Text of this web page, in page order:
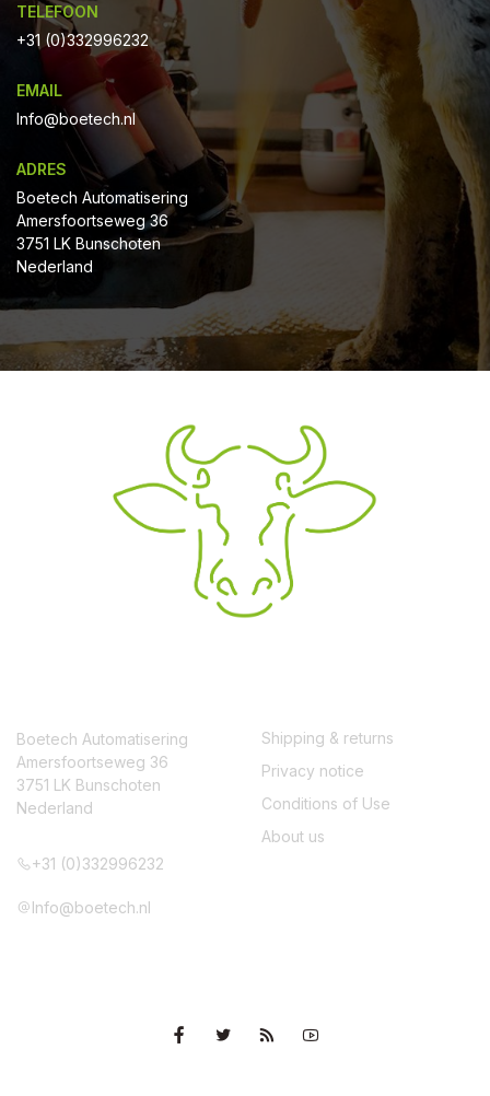
TELEFOON
+31 (0)332996232
EMAIL
Info@boetech.nl
ADRES
Boetech Automatisering
Amersfoortseweg 36
3751 LK Bunschoten
Nederland
Boetech Automatisering
Amersfoortseweg 36
3751 LK Bunschoten
Nederland
+31 (0)332996232
Info@boetech.nl
Shipping & returns
Privacy notice
Conditions of Use
About us